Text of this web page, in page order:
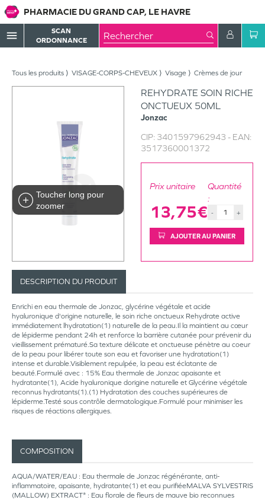
PHARMACIE DU GRAND CAP, LE HAVRE
menu
SCAN
ORDONNANCE
Tous les produits VISAGE-CORPS-CHEVEUX Visage Crèmes de jour
Toucher long pour
zoomer
REHYDRATE SOIN RICHE
ONCTUEUX 50ML
Jonzac
CIP: 3401597962943 - EAN:
3517360001372
Prix unitaire
13,75€
Quantité
:
- +
AJOUTER AU PANIER
DESCRIPTION DU PRODUIT
Enrichi en eau thermale de Jonzac, glycérine végétale et acide
hyaluronique d'origine naturelle, le soin riche onctueux Rehydrate active
immédiatement lhydratation(1) naturelle de la peau.Il la maintient au cœur
de lépiderme pendant 24h et renforce la barrière cutanée pour prévenir du
vieillissement prématuré.Sa texture délicate et onctueuse pénètre au coeur
de la peau pour libérer toute son eau et favoriser une hydratation(1)
intense et durable.Visiblement repulpée, la peau est éclatante de
beauté.Formulé avec : 15% Eau thermale de Jonzac apaisante et
hydratante(1), Acide hyaluronique dorigine naturelle et Glycérine végétale
reconnus hydratants(1).(1) Hydratation des couches supérieures de
lépiderme.Testé sous contrôle dermatologique.Formulé pour minimiser les
risques de réactions allergiques.
COMPOSITION
AQUA/WATER/EAU : Eau thermale de Jonzac régénérante, anti-
inflammatoire, apaisante, hydratante(1) et eau purifiéeMALVA SYLVESTRIS
(MALLOW) EXTRACT* : Eau florale de fleurs de mauve bio reconnues